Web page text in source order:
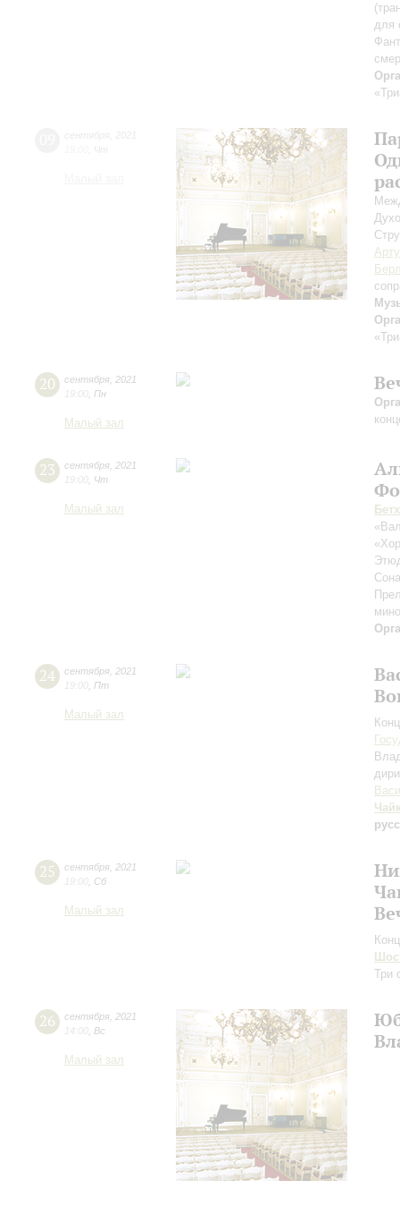
для
20 сентября 2021
19:00 Пн
Малый зал
23 сентября 2021
19:00 Чт
Малый зал
24 сентября 2021
19:00 Пт
Малый зал
25 сентября 2021
19:00 Сб
Малый зал
Три
26 сентября 2021
14:00 Вс
Малый зал